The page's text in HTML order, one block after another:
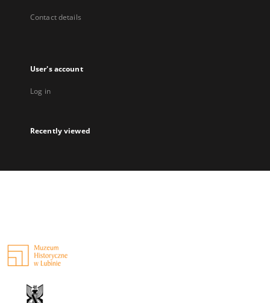
Contact details
User's account
Log in
Recently viewed